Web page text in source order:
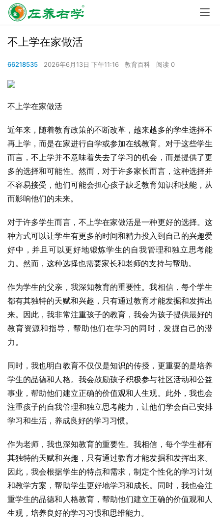
不上学在家做活
66218535 2026年6月13日 下午11:16 教育百科 阅读 0
不上学在家做活
近年来，随着教育政策的不断改革，越来越多的学生选择不
再上学，而是在家进行自学或参加在线教育。对于这些学生
而言，不上学并不意味着失去了学习的机会，而是提供了更
多的选择和可能性。然而，对于许多家长而言，这种选择并
不容易接受，他们可能会担心孩子缺乏教育知识和技能，从
而影响他们的未来。
对于许多学生而言，不上学在家做活是一种更好的选择。这
种方式可以让学生有更多的时间和精力投入到自己的兴趣爱
好中，并且可以更好地锻炼学生的自我管理和独立思考能
力。然而，这种选择也需要家长和老师的支持与帮助。
作为学生的父亲，我深知教育的重要性。我相信，每个学生
都有其独特的天赋和兴趣，只有通过教育才能发掘和发挥出
来。因此，我非常注重孩子的教育，我会为孩子提供最好的
教育资源和指导，帮助他们在学习的同时，发掘自己的潜
力。
同时，我也明白教育不仅仅是知识的传授，更重要的是培养
学生的品德和人格。我会鼓励孩子积极参与社区活动和公益
事业，帮助他们建立正确的价值观和人生观。此外，我也会
注重孩子的自我管理和独立思考能力，让他们学会自己安排
学习和生活，养成良好的学习习惯。
作为老师，我也深知教育的重要性。我相信，每个学生都有
其独特的天赋和兴趣，只有通过教育才能发掘和发挥出来。
因此，我会根据学生的特点和需求，制定个性化的学习计划
和教学方案，帮助学生更好地学习和成长。同时，我也会注
重学生的品德和人格教育，帮助他们建立正确的价值观和人
生观，培养良好的学习习惯和思维能力。